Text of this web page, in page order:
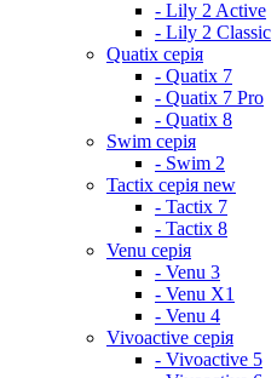
- Lily 2 Active
- Lily 2 Classic
Quatix серія
- Quatix 7
- Quatix 7 Pro
- Quatix 8
Swim серія
- Swim 2
Tactix серія new
- Tactix 7
- Tactix 8
Venu серія
- Venu 3
- Venu X1
- Venu 4
Vivoactive серія
- Vivoactive 5